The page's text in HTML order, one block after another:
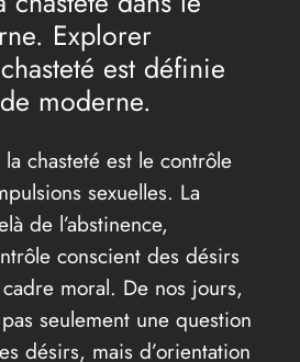
Explorer
est définie
moderne.
chasteté est le contrôle
sexuelles. La
de l’abstinence,
conscient des désirs
moral. De nos jours,
seulement une question
désirs, mais d’orientation